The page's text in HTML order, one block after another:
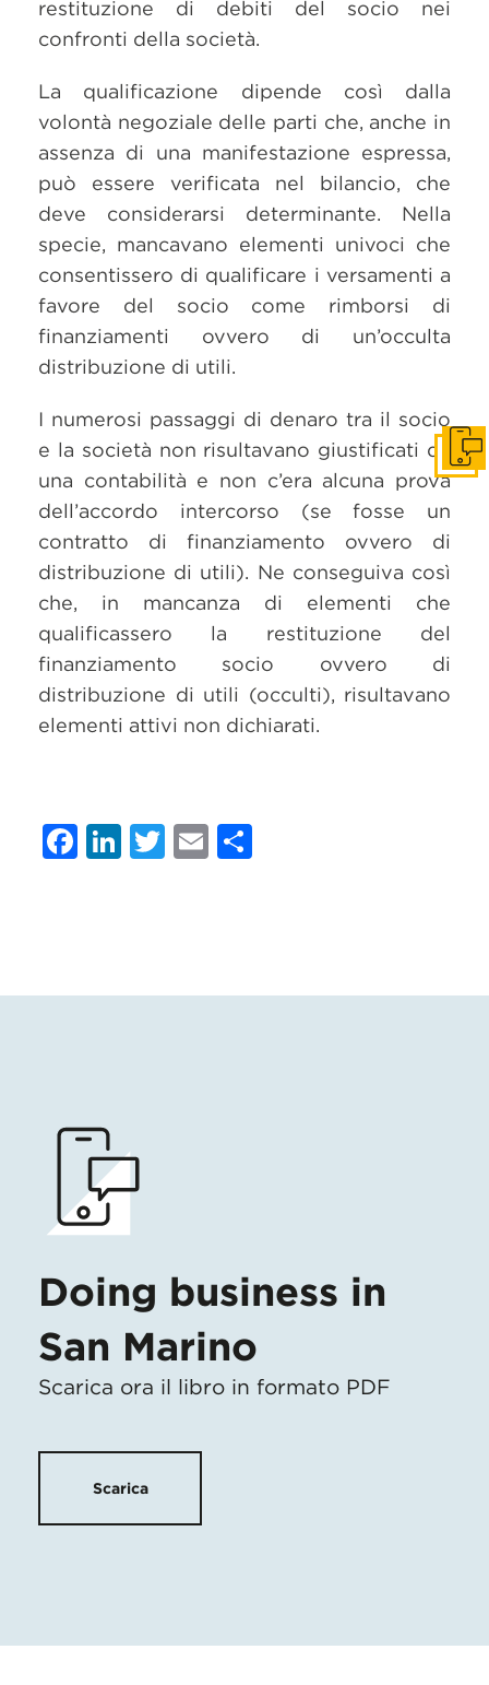
restituzione di debiti del socio nei
confronti della società.
La qualificazione dipende così dalla
volontà negoziale delle parti che, anche in
assenza di una manifestazione espressa,
può essere verificata nel bilancio, che
deve considerarsi determinante. Nella
specie, mancavano elementi univoci che
consentissero di qualificare i versamenti a
favore del socio come rimborsi di
finanziamenti ovvero di un’occulta
distribuzione di utili.
I numerosi passaggi di denaro tra il socio
e la società non risultavano giustificati da
una contabilità e non c’era alcuna prova
dell’accordo intercorso (se fosse un
contratto di finanziamento ovvero di
distribuzione di utili). Ne conseguiva così
che, in mancanza di elementi che
qualificassero la restituzione del
finanziamento socio ovvero di
distribuzione di utili (occulti), risultavano
elementi attivi non dichiarati.
Facebook
LinkedIn
Twitter
Email
Doing business in
San Marino
Scarica ora il libro in formato PDF
Scarica
Get